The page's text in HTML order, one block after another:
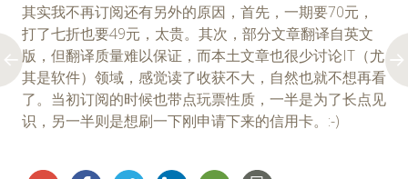
其实我不再订阅还有另外的原因，首先，一期要70元，
打了七折也要49元，太贵。其次，部分文章翻译自英文
版，但翻译质量难以保证，而本土文章也很少讨论IT（尤
其是软件）领域，感觉读了收获不大，自然也就不想再看
了。当初订阅的时候也带点玩票性质，一半是为了长点见
识，另一半则是想刷一下刚申请下来的信用卡。:-)